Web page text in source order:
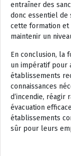
entraîner des
donc essentiel de
cette formation
maintenir un
En conclusion, la
un impératif pour
établissements
connaissances
d’incendie, réagir
évacuation
établissements
sûr pour leurs